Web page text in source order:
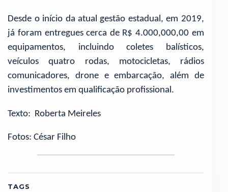
Desde o início da atual gestão estadual, em 2019,
já foram entregues cerca de R$ 4.000,000,00 em
equipamentos, incluindo coletes balísticos,
veículos quatro rodas, motocicletas, rádios
comunicadores, drone e embarcação, além de
investimentos em qualificação profissional.
Texto: Roberta Meireles
Fotos: César Filho
TAGS